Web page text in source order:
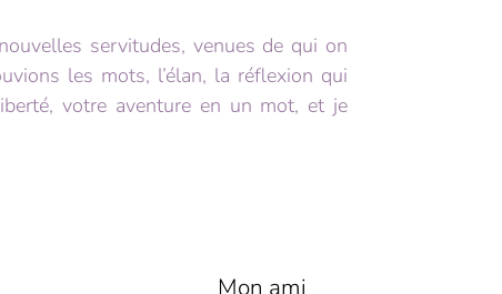
servitudes, venues de qui on
les mots, l’élan, la réflexion qui
votre aventure en un mot, et je
Mon ami